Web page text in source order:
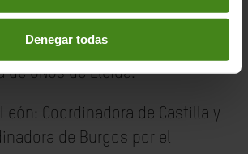
Denegar todas
Coordinadora de ONGs de Girona y
de ONGs de Lleida.
Coordinadora de Castilla y
de Burgos por el